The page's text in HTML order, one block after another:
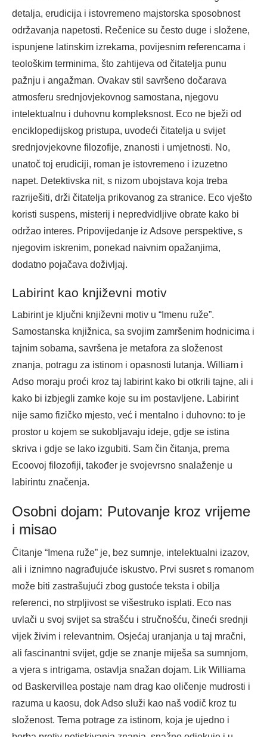
detalja, erudicija i istovremeno majstorska sposobnost
održavanja napetosti. Rečenice su često duge i složene,
ispunjene latinskim izrekama, povijesnim referencama i
teološkim terminima, što zahtijeva od čitatelja punu
pažnju i angažman. Ovakav stil savršeno dočarava
atmosferu srednjovjekovnog samostana, njegovu
intelektualnu i duhovnu kompleksnost. Eco ne bježi od
enciklopedijskog pristupa, uvodeći čitatelja u svijet
srednjovjekovne filozofije, znanosti i umjetnosti. No,
unatoč toj erudiciji, roman je istovremeno i izuzetno
napet. Detektivska nit, s nizom ubojstava koja treba
razriješiti, drži čitatelja prikovanog za stranice. Eco vješto
koristi suspens, misterij i nepredvidljive obrate kako bi
održao interes. Pripovijedanje iz Adsove perspektive, s
njegovim iskrenim, ponekad naivnim opažanjima,
dodatno pojačava doživljaj.
Labirint kao književni motiv
Labirint je ključni književni motiv u “Imenu ruže”.
Samostanska knjižnica, sa svojim zamršenim hodnicima i
tajnim sobama, savršena je metafora za složenost
znanja, potragu za istinom i opasnosti lutanja. William i
Adso moraju proći kroz taj labirint kako bi otkrili tajne, ali i
kako bi izbjegli zamke koje su im postavljene. Labirint
nije samo fizičko mjesto, već i mentalno i duhovno: to je
prostor u kojem se sukobljavaju ideje, gdje se istina
skriva i gdje se lako izgubiti. Sam čin čitanja, prema
Ecoovoj filozofiji, također je svojevrsno snalaženje u
labirintu značenja.
Osobni dojam: Putovanje kroz vrijeme
i misao
Čitanje “Imena ruže” je, bez sumnje, intelektualni izazov,
ali i iznimno nagrađujuće iskustvo. Prvi susret s romanom
može biti zastrašujući zbog gustoće teksta i obilja
referenci, no strpljivost se višestruko isplati. Eco nas
uvlači u svoj svijet sa strašću i stručnošću, čineći srednji
vijek živim i relevantnim. Osjećaj uranjanja u taj mračni,
ali fascinantni svijet, gdje se znanje miješa sa sumnjom,
a vjera s intrigama, ostavlja snažan dojam. Lik Williama
od Baskervillea postaje nam drag kao oličenje mudrosti i
razuma u kaosu, dok Adso služi kao naš vodič kroz tu
složenost. Tema potrage za istinom, koja je ujedno i